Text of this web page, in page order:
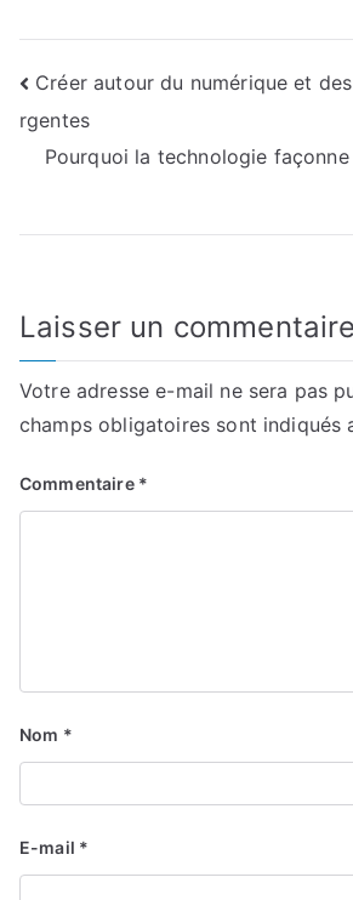
Navigation
de
Créer autour du numérique et
rgentes
Pourquoi la technologie façonne
Laisser un commentaire
Votre adresse e-mail ne sera pas
champs obligatoires sont indiqués
Commentaire *
Nom *
E-mail *